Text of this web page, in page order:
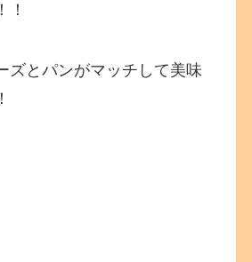
！
ズとパンがマッチして美味